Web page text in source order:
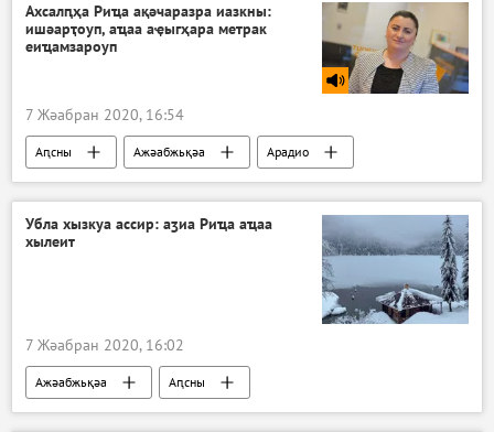
Ахсалԥҳа Риҵа ақәчаразра иазкны:
ишәарҭоуп, аҵаа аҿыгҳара метрак
еиҵамзароуп
7 Жәабран 2020, 16:54
Аԥсны Ажәабжьқәа Арадио
Убла хызкуа ассир: аӡиа Риҵа аҵаа
хылеит
7 Жәабран 2020, 16:02
Ажәабжьқәа Аԥсны